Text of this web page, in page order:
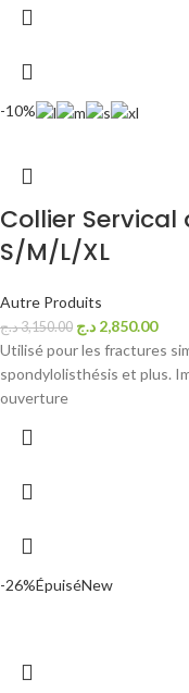
-10%
Collier Servical
S/M/L/XL
Autre Produits
3,150.00د.ج 2,850.00 د.ج
Utilisé pour les fractures
spondylolisthésis et plus.
ouverture
-26%ÉpuiséNew